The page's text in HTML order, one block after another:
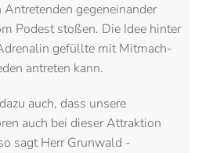
gegeneinander
Podest stoßen. Die Idee hinter
gefüllte mit Mitmach-
antreten kann.
auch, dass unsere
auch bei dieser Attraktion
sagt Herr Grunwald -